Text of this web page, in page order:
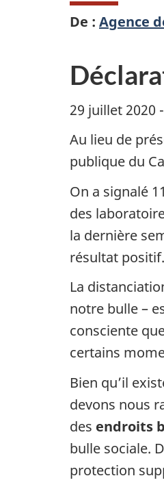
De : Agence
29 juillet 2020
Au lieu de
publique du
On a signalé
des
la dernière
résultat
La
notre bulle –
consciente
certains
Bien qu’il
devons nous
des endroits
bulle sociale.
protection